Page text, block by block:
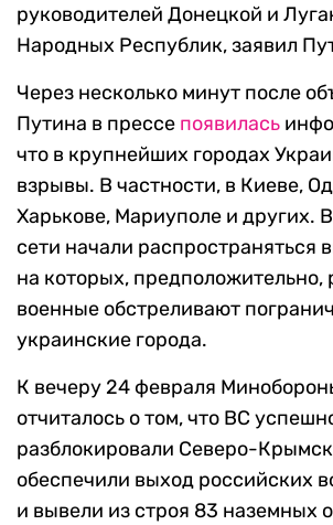
руководителей Донецкой и
Народных Республик, заявил
Через несколько минут после
Путина в прессе появилась
что в крупнейших городах
взрывы. В частности, в Киеве,
Харькове, Мариуполе и других.
сети начали распространяться
на которых, предположительно,
военные обстреливают
украинские города.
К вечеру 24 февраля
отчиталось о том, что ВС
разблокировали Северо-
обеспечили выход российских
и вывели из строя 83 наземных